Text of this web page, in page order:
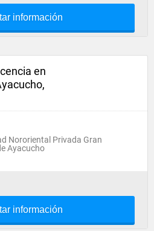
información
en
Nororiental Privada Gran
Ayacucho
información